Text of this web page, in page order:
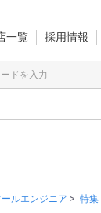
一覧 採用情報
ールエンジニア > 特集